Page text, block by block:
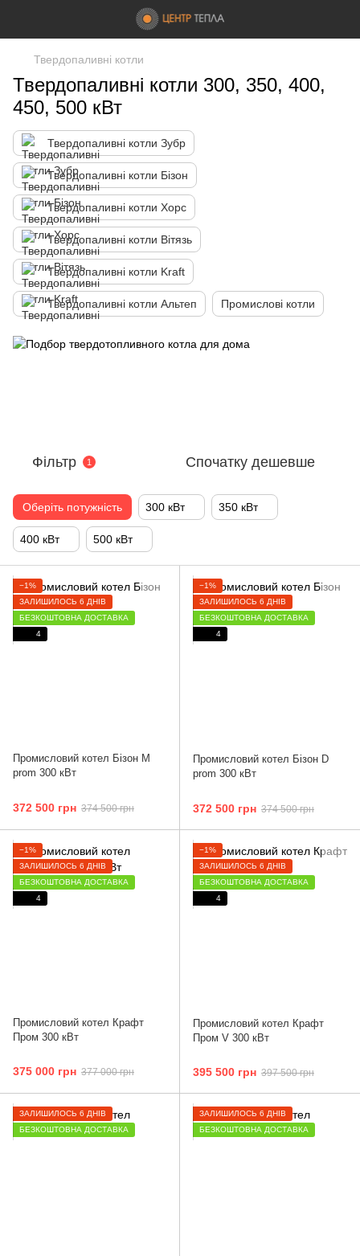
Твердопаливні котли
Твердопаливні котли 300, 350, 400,
450, 500 кВт
Твердопаливні котли Зубр
Твердопаливні котли Бізон
Твердопаливні котли Хорс
Твердопаливні котли Вітязь
Твердопаливні котли Kraft
Твердопаливні котли Альтеп Промислові котли
Фільтр 1 Спочатку дешевше
Оберіть потужність 300 кВт 350 кВт
400 кВт 500 кВт
−1%
ЗАЛИШИЛОСЬ 6 ДНІВ
БЕЗКОШТОВНА ДОСТАВКА
4
Промисловий котел Бізон М
prom 300 кВт
372 500 грн 374 500 грн
−1%
ЗАЛИШИЛОСЬ 6 ДНІВ
БЕЗКОШТОВНА ДОСТАВКА
4
Промисловий котел Бізон D
prom 300 кВт
372 500 грн 374 500 грн
−1%
ЗАЛИШИЛОСЬ 6 ДНІВ
БЕЗКОШТОВНА ДОСТАВКА
4
Промисловий котел Крафт
Пром 300 кВт
375 000 грн 377 000 грн
−1%
ЗАЛИШИЛОСЬ 6 ДНІВ
БЕЗКОШТОВНА ДОСТАВКА
4
Промисловий котел Крафт
Пром V 300 кВт
395 500 грн 397 500 грн
ЗАЛИШИЛОСЬ 6 ДНІВ
БЕЗКОШТОВНА ДОСТАВКА
ЗАЛИШИЛОСЬ 6 ДНІВ
БЕЗКОШТОВНА ДОСТАВКА